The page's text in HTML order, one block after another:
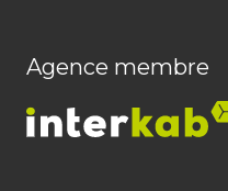
Agence membre